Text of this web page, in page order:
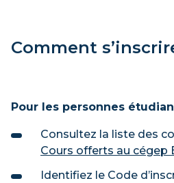
Comment
Pour les personnes
Consultez la liste des
Cours offerts au
Identifiez le Code